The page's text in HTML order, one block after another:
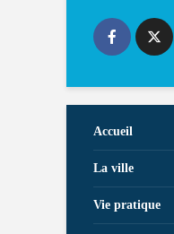
Accueil
La ville
Vie pratique